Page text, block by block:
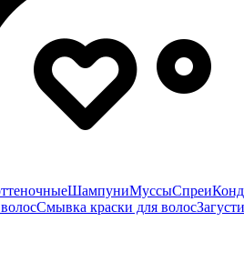
ШампуниМуссыСпреи
Смывка краски для волос